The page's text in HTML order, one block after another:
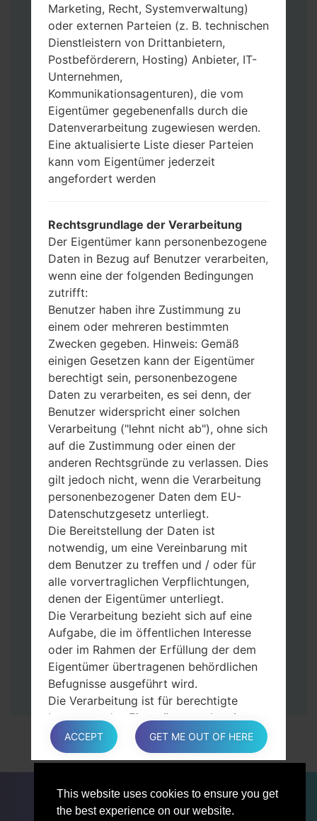
This website uses cookies to ensure you get
the best experience on our website.
Dann laden Sie die Firmware-Datei
herunter und entpacken Sie sie.
Sie brauchen 1(wählen Sie hier 1 Firmware-
Datei aus) oder 5 (wählen Sie 5 Firmware-
Dateien aus) Firmware-Dateien:
AP: „System & Recovery“
CP: „Modem & Radio“
CSC_***: „Country & Region & Operator“
HOME_CSC_***: „Country & Region &
Operator“
Fügen Sie dem Programm Odin 3 alle
Werkseinstellungen zurücksetzen
möchten, wählen Sie CSC_***, in einem
anderen Fall wählen Sie HOME_CSC_***
um Ihre Daten zu speichern.
Jetzt schalten Sie das Gerät aus und
aktivieren Sie Download-Modus. Alle
Methoden, wie es geht:
Halten Sie die Power-, Lautstärke- und
Bixbi- Tasten gedrückt.
Halten Sie Lauter- und Leiser-Tasten
gedrückt. Schließen Sie das Telefon mit
einem USB-Kabel an den PC an.
Halten Sie die Power-, Lauter- und
Home-Tasten gedrückt.
Schließen Sie das USB-Kabel an und
halten Sie die Leiser- und Bixbi-Tasten
gedrückt.
Halten Sie die Power- und Lauter-
Tasten gedrückt.
Dann schließen Sie das Telefon an den PC
an, das Programm Odin erkennt Ihr Gerät
und „COM port number“ wird auf dem
Bildschirm angezeigt.
Geben Sie nur die „F. Reset”-Zeit und
„Auto-Rebot“ an.
Zum Schluss klicken Sie „Start“-Taste auf.
Ihr Gerät wird neu gestartet und von PC
getrennt.
Marketing, Recht, Systemverwaltung)
oder externen Parteien (z. B. technischen
Dienstleistern von Drittanbietern,
Postbeförderern, Hosting) Anbieter, IT-
Unternehmen,
Kommunikationsagenturen), die vom
Eigentümer gegebenenfalls durch die
Datenverarbeitung zugewiesen werden.
Eine aktualisierte Liste dieser Parteien
kann vom Eigentümer jederzeit
angefordert werden
Rechtsgrundlage der Verarbeitung
Der Eigentümer kann personenbezogene
Daten in Bezug auf Benutzer verarbeiten,
wenn eine der folgenden Bedingungen
zutrifft:
Benutzer haben ihre Zustimmung zu
einem oder mehreren bestimmten
Zwecken gegeben. Hinweis: Gemäß
einigen Gesetzen kann der Eigentümer
berechtigt sein, personenbezogene
Daten zu verarbeiten, es sei denn, der
Benutzer widerspricht einer solchen
Verarbeitung ("lehnt nicht ab"), ohne sich
auf die Zustimmung oder einen der
anderen Rechtsgründe zu verlassen. Dies
gilt jedoch nicht, wenn die Verarbeitung
personenbezogener Daten dem EU-
Datenschutzgesetz unterliegt.
Die Bereitstellung der Daten ist
notwendig, um eine Vereinbarung mit
dem Benutzer zu treffen und / oder für
alle vorvertraglichen Verpflichtungen,
denen der Eigentümer unterliegt.
Die Verarbeitung bezieht sich auf eine
Aufgabe, die im öffentlichen Interesse
oder im Rahmen der Erfüllung der dem
Eigentümer übertragenen behördlichen
Befugnisse ausgeführt wird.
Die Verarbeitung ist für berechtigte
Interessen des Eigentümers oder eines
Dritten erforderlich.
In jedem Fall hilft der Eigentümer gerne
Verarbeitung geltenden rechtlichen
Rahmens und insbesondere, ob die
ACCEPT GET ME OUT OF HERE